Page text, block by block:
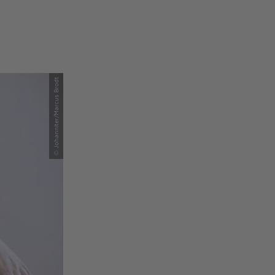
© Johanniter/Marcus Brodt